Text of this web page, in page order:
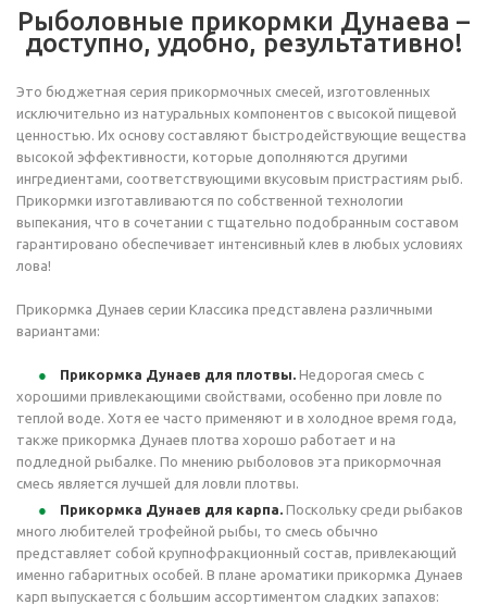
Рыболовные прикормки Дунаева –
доступно, удобно, результативно!
Это бюджетная серия прикормочных смесей, изготовленных
исключительно из натуральных компонентов с высокой пищевой
ценностью. Их основу составляют быстродействующие вещества
высокой эффективности, которые дополняются другими
ингредиентами, соответствующими вкусовым пристрастиям рыб.
Прикормки изготавливаются по собственной технологии
выпекания, что в сочетании с тщательно подобранным составом
гарантировано обеспечивает интенсивный клев в любых условиях
лова!
Прикормка Дунаев серии Классика представлена различными
вариантами:
Прикормка Дунаев для плотвы. Недорогая смесь с
хорошими привлекающими свойствами, особенно при ловле по
теплой воде. Хотя ее часто применяют и в холодное время года,
также прикормка Дунаев плотва хорошо работает и на
подледной рыбалке. По мнению рыболовов эта прикормочная
смесь является лучшей для ловли плотвы.
Прикормка Дунаев для карпа. Поскольку среди рыбаков
много любителей трофейной рыбы, то смесь обычно
представляет собой крупнофракционный состав, привлекающий
именно габаритных особей. В плане ароматики прикормка Дунаев
карп выпускается с большим ассортиментом сладких запахов: